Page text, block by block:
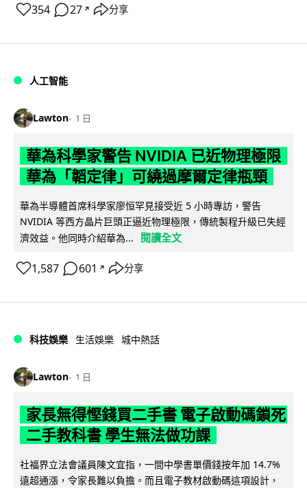
354 27 ↗ 分享
人工智能
Lawton 1 日
華為科學家警告 NVIDIA 已近物理極限
華為「韜定律」可繞過摩爾定律瓶頸
華為半導體首席科學家廖恒罕見接受近 5 小時專訪，警告
NVIDIA 等西方晶片巨頭正逼近物理極限，傳統製程升級已失經
濟效益。他同時介紹華為...
閱讀全文
1,587 601 ↗ 分享
科技娛樂 生活娛樂 城中熱話
Lawton 1 日
家長無得慳錢買二手書 電子啟動碼鎖死
二手教科書 學生無法做功課
社福界立法會議員陳文宜指，一間中學書單價錢按年加 14.7%
遠超通漲，令家長難以負擔。而且電子教材啟動碼這項設計，